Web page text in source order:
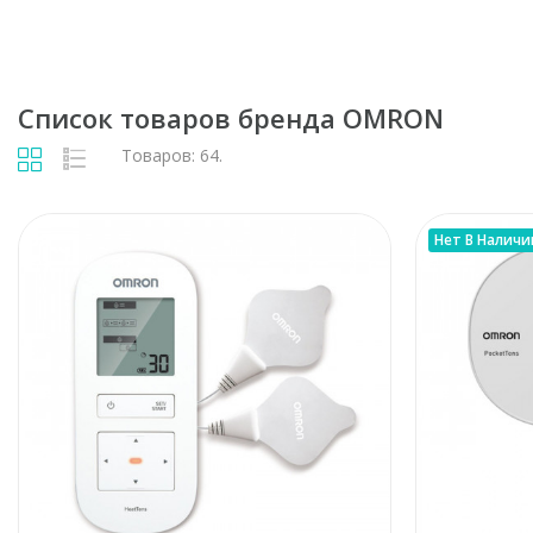
Список товаров бренда OMRON
Товаров: 64.
Нет В